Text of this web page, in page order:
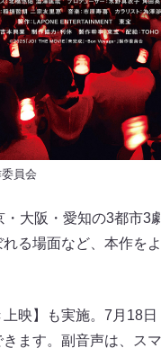
員会
大阪・愛知の3都市
る場面など、本作を
映】も実施。7月18
ます。副音声は、ス